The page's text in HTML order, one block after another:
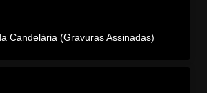
Candelária (Gravuras Assinadas)